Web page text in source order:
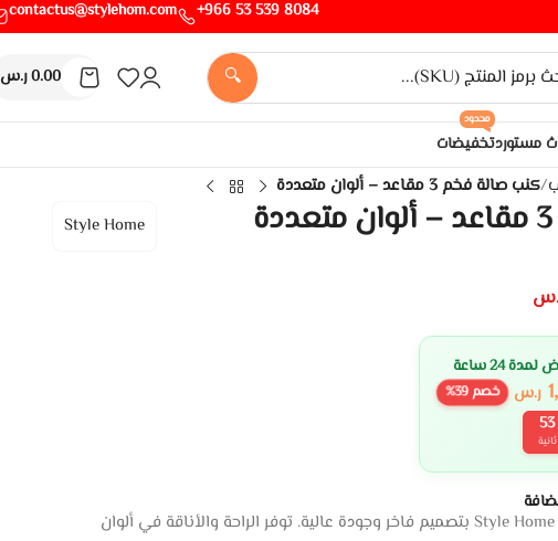
8084 539 53 966+
contactus@stylehom.com
🔍
0.00ر.س
مستوردتخفيضات
محدود
/كنب صالة فخم 3 مقاعد – ألوان متعددة
Style Home
24 ساعة
ر.س خصم39
%
51
ثانية
كنب صالة فخم 3 مقاعد من Style Home بتصميم فاخر وجودة عالية. توفر الراحة والأناقة في ألوان